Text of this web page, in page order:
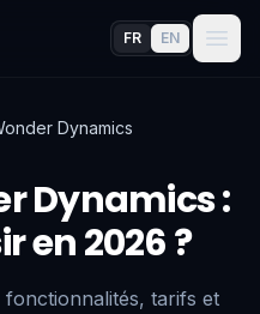
FR EN
Dynamics
Dynamics:
en 2026 ?
tarifs et